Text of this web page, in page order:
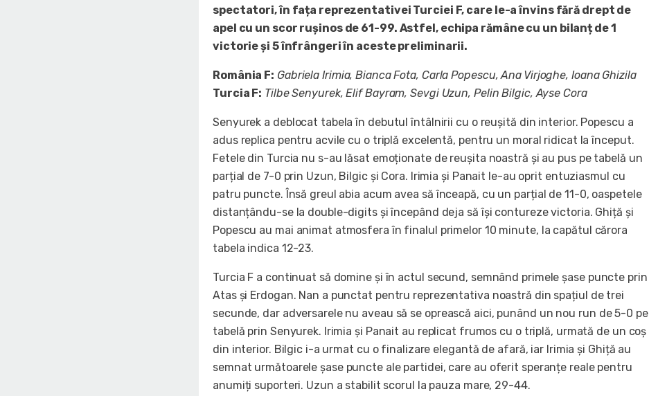
spectatori, în fața reprezentativei Turciei F, care le-a învins fără drept de
apel cu un scor rușinos de 61-99. Astfel, echipa rămâne cu un bilanț de 1
victorie și 5 înfrângeri în aceste preliminarii.
România F: Gabriela Irimia, Bianca Fota, Carla Popescu, Ana Virjoghe, Ioana Ghizila
Turcia F: Tilbe Senyurek, Elif Bayram, Sevgi Uzun, Pelin Bilgic, Ayse Cora
Senyurek a deblocat tabela în debutul întâlnirii cu o reușită din interior. Popescu a
adus replica pentru acvile cu o triplă excelentă, pentru un moral ridicat la început.
Fetele din Turcia nu s-au lăsat emoționate de reușita noastră și au pus pe tabelă un
parțial de 7-0 prin Uzun, Bilgic și Cora. Irimia și Panait le-au oprit entuziasmul cu
patru puncte. Însă greul abia acum avea să înceapă, cu un parțial de 11-0, oaspetele
distanțându-se la double-digits și începând deja să își contureze victoria. Ghiță și
Popescu au mai animat atmosfera în finalul primelor 10 minute, la capătul cărora
tabela indica 12-23.
Turcia F a continuat să domine și în actul secund, semnând primele șase puncte prin
Atas și Erdogan. Nan a punctat pentru reprezentativa noastră din spațiul de trei
secunde, dar adversarele nu aveau să se oprească aici, punând un nou run de 5-0 pe
tabelă prin Senyurek. Irimia și Panait au replicat frumos cu o triplă, urmată de un coș
din interior. Bilgic i-a urmat cu o finalizare elegantă de afară, iar Irimia și Ghiță au
semnat următoarele șase puncte ale partidei, care au oferit speranțe reale pentru
anumiți suporteri. Uzun a stabilit scorul la pauza mare, 29-44.